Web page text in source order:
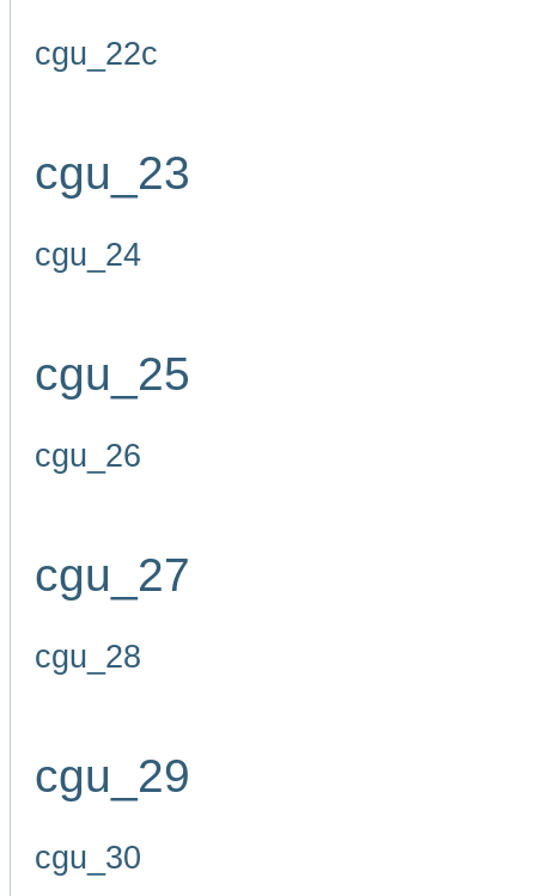
cgu_22c
cgu_23
cgu_24
cgu_25
cgu_26
cgu_27
cgu_28
cgu_29
cgu_30